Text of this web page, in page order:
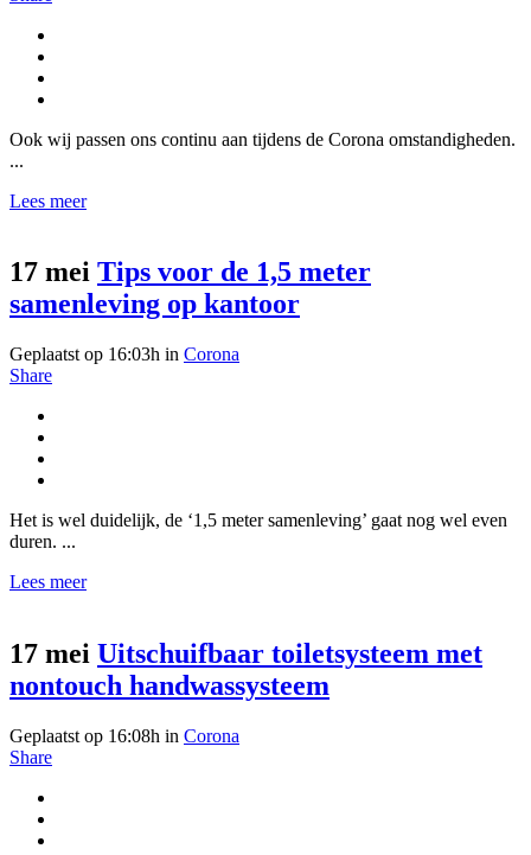
Ook wij passen ons continu aan tijdens de Corona omstandigheden.
...
Lees meer
17 mei Tips voor de 1,5 meter
samenleving op kantoor
Geplaatst op 16:03h in Corona
Share
Het is wel duidelijk, de ‘1,5 meter samenleving’ gaat nog wel even
duren. ...
Lees meer
17 mei Uitschuifbaar toiletsysteem met
nontouch handwassysteem
Geplaatst op 16:08h in Corona
Share